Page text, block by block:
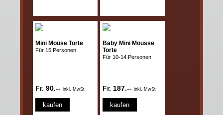
Mini Mouse Torte
Für 15 Personen
Fr. 90.-- inkl. MwSt
kaufen
Baby Mini Mousse
Torte
Für 10-14 Personen
Fr. 187.-- inkl. MwSt
kaufen